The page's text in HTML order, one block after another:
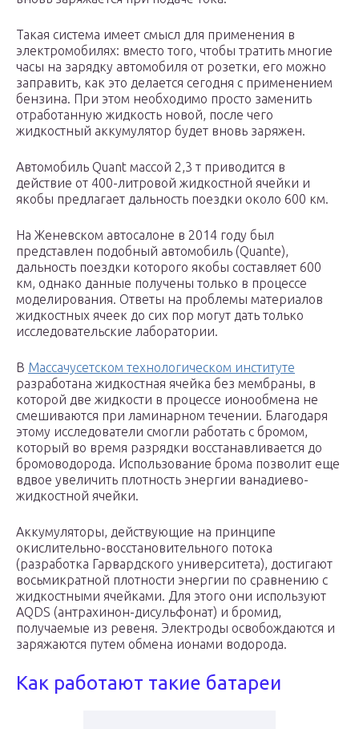
Такая система имеет смысл для применения в
электромобилях: вместо того, чтобы тратить многие
часы на зарядку автомобиля от розетки, его можно
заправить, как это делается сегодня с применением
бензина. При этом необходимо просто заменить
отработанную жидкость новой, после чего
жидкостный аккумулятор будет вновь заряжен.
Автомобиль Quant массой 2,3 т приводится в
действие от 400-литровой жидкостной ячейки и
якобы предлагает дальность поездки около 600 км.
На Женевском автосалоне в 2014 году был
представлен подобный автомобиль (Quante),
дальность поездки которого якобы составляет 600
км, однако данные получены только в процессе
моделирования. Ответы на проблемы материалов
жидкостных ячеек до сих пор могут дать только
исследовательские лаборатории.
В Массачусетском технологическом институте
разработана жидкостная ячейка без мембраны, в
которой две жидкости в процессе ионообмена не
смешиваются при ламинарном течении. Благодаря
этому исследователи смогли работать с бромом,
который во время разрядки восстанавливается до
бромоводорода. Использование брома позволит еще
вдвое увеличить плотность энергии ванадиево-
жидкостной ячейки.
Аккумуляторы, действующие на принципе
окислительно-восстановительного потока
(разработка Гарвардского университета), дости­гают
восьмикратной плотности энергии по сравнению с
жидкостными ячейками. Для этого они используют
AQDS (антрахинон-дисульфонат) и бромид,
получаемые из ревеня. Электроды освобождаются и
заряжаются путем обмена ионами водорода.
Как работают такие батареи